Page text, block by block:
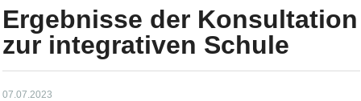
Ergebnisse der Konsultation
zur integrativen Schule
07.07.2023